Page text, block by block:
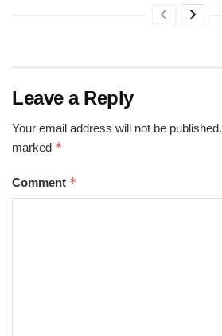
Leave a Reply
Your email address will not be published.
marked *
Comment *